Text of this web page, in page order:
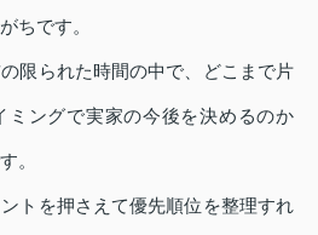
ちです。
限られた時間の中で、どこまで片
ミングで実家の今後を決めるのか
。
トを押さえて優先順位を整理すれ